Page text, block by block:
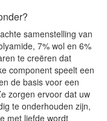
samenstelling van
7% wol en 6%
te creëren dat
component speelt een
de basis voor een
zorgen ervoor dat uw
te onderhouden zijn,
met liefde wordt